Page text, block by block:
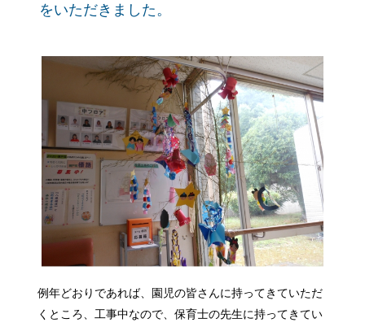
をいただきました。
例年どおりであれば、園児の皆さんに持ってきていただ
くところ、工事中なので、保育士の先生に持ってきてい